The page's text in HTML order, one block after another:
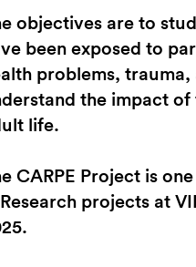
objectives are to
been exposed to
problems,
the impact of
life.
CARPE Project is
projects at